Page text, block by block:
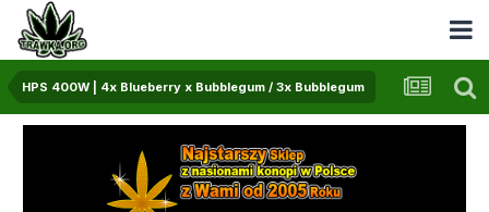
HPS 400W | 4x Blueberry x Bubblegum / 3x Bubblegum